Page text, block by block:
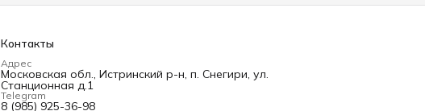
Контакты
Адрес
Московская обл., Истринский р-н, п. Снегири, ул.
Станционная д.1
Telegram
8 (985) 925-36-98